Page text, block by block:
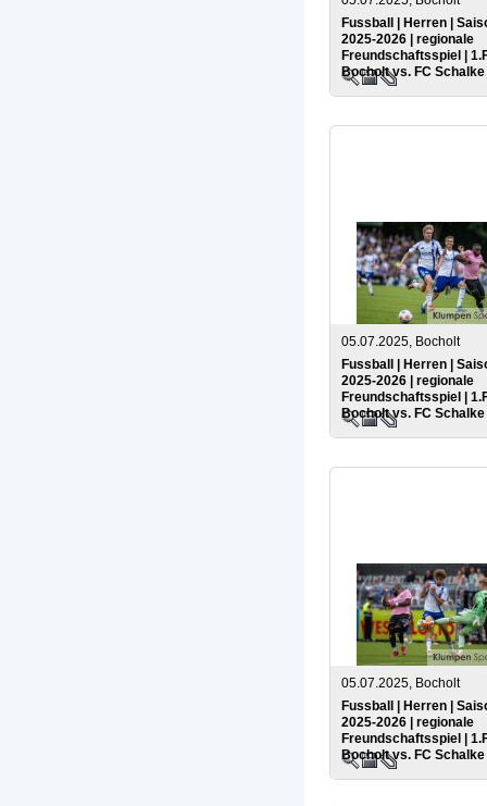
Fussball | Herren |
2025-2026 | regionale
Freundschaftsspiel |
Bocholt vs. FC Schalke
05.07.2025, Bocholt
Fussball | Herren |
2025-2026 | regionale
Freundschaftsspiel |
Bocholt vs. FC Schalke
05.07.2025, Bocholt
Fussball | Herren |
2025-2026 | regionale
Freundschaftsspiel |
Bocholt vs. FC Schalke